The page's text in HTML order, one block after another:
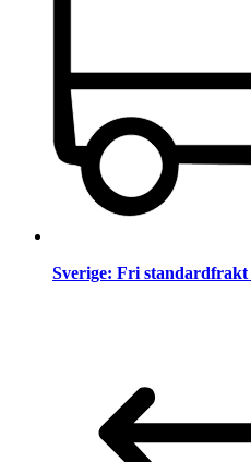
Sverige: Fri standardfrakt